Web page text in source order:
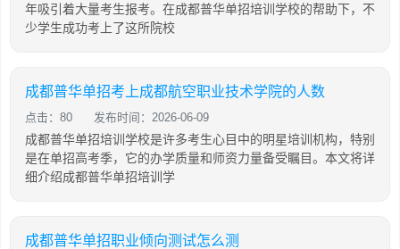
年吸引着大量考生报考。在成都普华单招培训学校的帮助下，不
少学生成功考上了这所院校
成都普华单招考上成都航空职业技术学院的人数
点击：80 发布时间：2026-06-09
成都普华单招培训学校是许多考生心目中的明星培训机构，特别
是在单招高考季，它的办学质量和师资力量备受瞩目。本文将详
细介绍成都普华单招培训学
成都普华单招职业倾向测试怎么测